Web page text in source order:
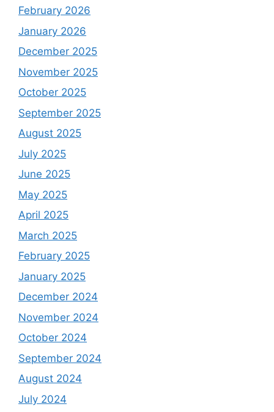
February 2026
January 2026
December 2025
November 2025
October 2025
September 2025
August 2025
July 2025
June 2025
May 2025
April 2025
March 2025
February 2025
January 2025
December 2024
November 2024
October 2024
September 2024
August 2024
July 2024